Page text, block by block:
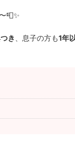
📮✨
き 、息子の方も1年